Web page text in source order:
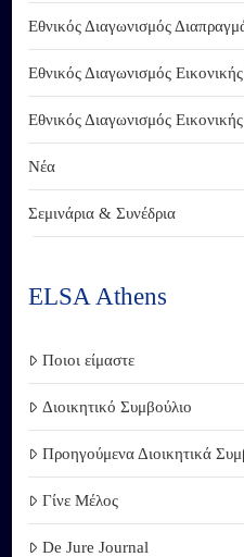
Εθνικός Διαγωνισμός
Εθνικός Διαγωνισμός
Εθνικός Διαγωνισμός
Νέα
Σεμινάρια & Συνέδρια
ELSA Athens
Ποιοι είμαστε
Διοικητικό Συμβούλιο
Προηγούμενα Διοικητικά
Γίνε Μέλος
De Jure Journal